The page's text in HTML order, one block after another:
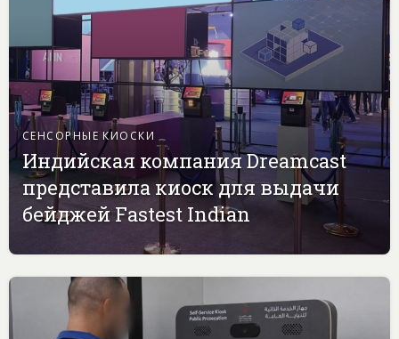
СЕНСОРНЫЕ КИОСКИ
Индийская компания Dreamcast
представила киоск для выдачи
бейджей Fastest Indian